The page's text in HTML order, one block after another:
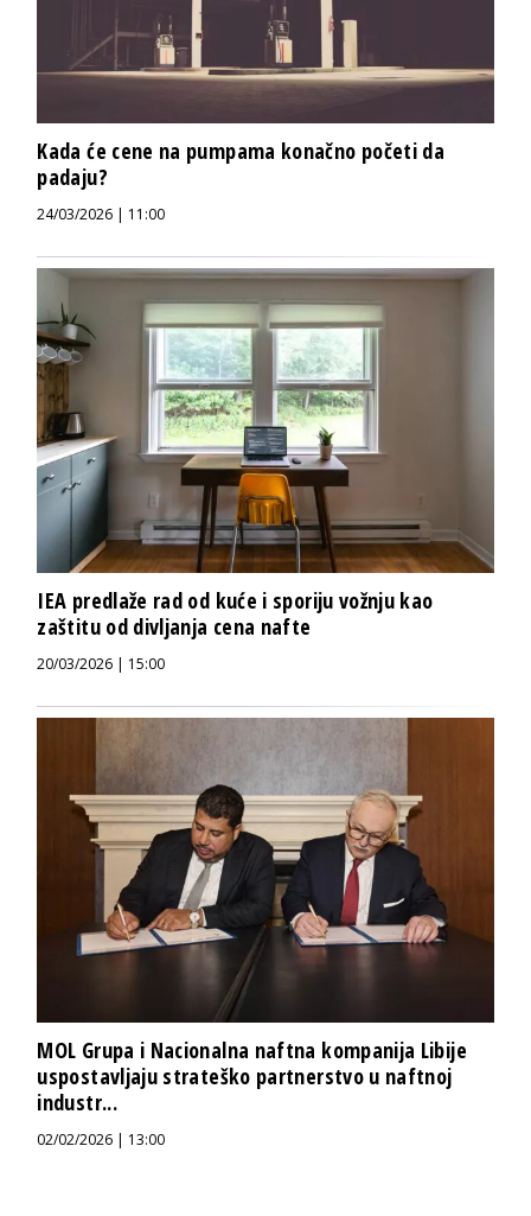
Kada će cene na pumpama konačno početi da
padaju?
24/03/2026 | 11:00
IEA predlaže rad od kuće i sporiju vožnju kao
zaštitu od divljanja cena nafte
20/03/2026 | 15:00
MOL Grupa i Nacionalna naftna kompanija Libije
uspostavljaju strateško partnerstvo u naftnoj
industr...
02/02/2026 | 13:00